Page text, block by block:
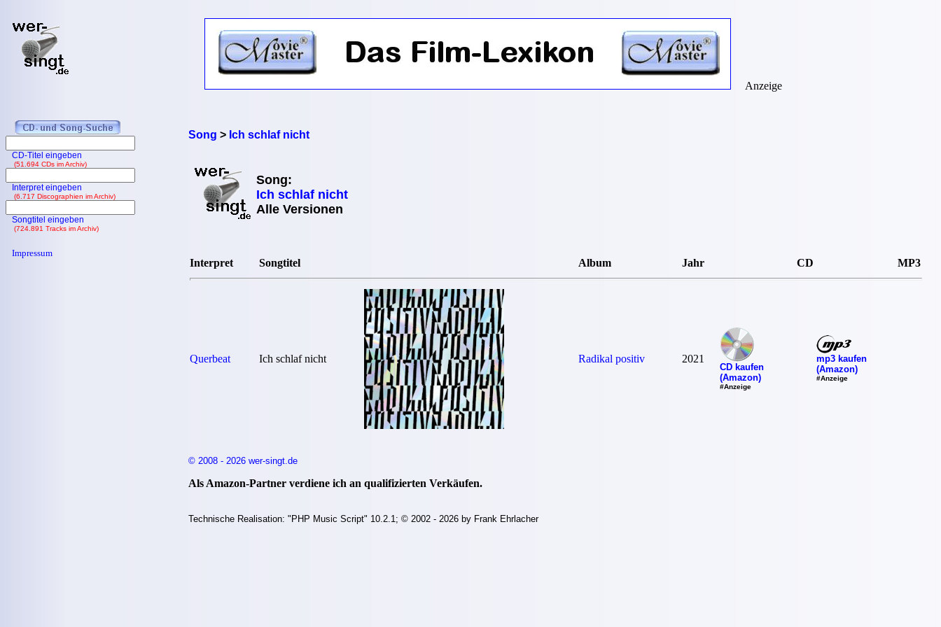
Song > Ich schlaf nicht
Song:
Ich schlaf nicht
Alle Versionen
Interpret Songtitel Album Jahr CD MP3
Querbeat Ich schlaf nicht Radikal positiv 2021
CD kaufen
(Amazon)
#Anzeige
mp3 kaufen
(Amazon)
#Anzeige
© 2008 - 2026 wer-singt.de
Als Amazon-Partner verdiene ich an qualifizierten Verkäufen.
Technische Realisation: "PHP Music Script" 10.2.1; © 2002 - 2026 by Frank Ehrlacher
Anzeige
CD-Titel eingeben
(51.694 CDs im Archiv)
Interpret eingeben
(6.717 Discographien im Archiv)
Songtitel eingeben
(724.891 Tracks im Archiv)
Impressum